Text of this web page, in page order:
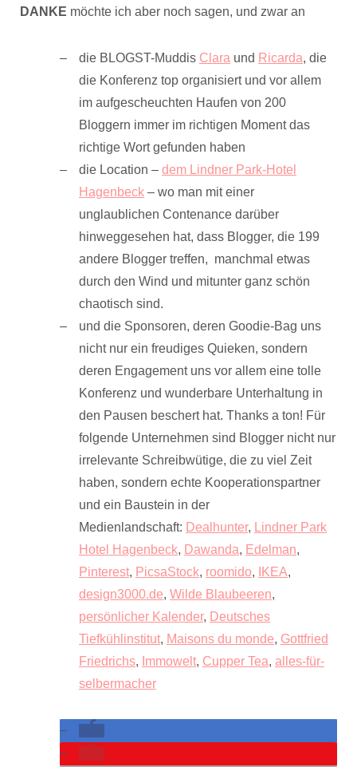
DANKE möchte ich aber noch sagen, und zwar an
die BLOGST-Muddis Clara und Ricarda, die
die Konferenz top organisiert und vor allem
im aufgescheuchten Haufen von 200
Bloggern immer im richtigen Moment das
richtige Wort gefunden haben
die Location – dem Lindner Park-Hotel
Hagenbeck – wo man mit einer
unglaublichen Contenance darüber
hinweggesehen hat, dass Blogger, die 199
andere Blogger treffen, manchmal etwas
durch den Wind und mitunter ganz schön
chaotisch sind.
und die Sponsoren, deren Goodie-Bag uns
nicht nur ein freudiges Quieken, sondern
deren Engagement uns vor allem eine tolle
Konferenz und wunderbare Unterhaltung in
den Pausen beschert hat. Thanks a ton! Für
folgende Unternehmen sind Blogger nicht nur
irrelevante Schreibwütige, die zu viel Zeit
haben, sondern echte Kooperationspartner
und ein Baustein in der
Medienlandschaft: Dealhunter, Lindner Park
Hotel Hagenbeck, Dawanda, Edelman,
Pinterest, PicsaStock, roomido, IKEA,
design3000.de, Wilde Blaubeeren,
persönlicher Kalender, Deutsches
Tiefkühlinstitut, Maisons du monde, Gottfried
Friedrichs, Immowelt, Cupper Tea, alles-für-
selbermacher